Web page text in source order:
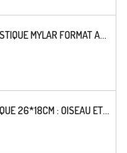
POCHOIR EN PLASTIQUE MYLAR FORMAT A4 (21*29.7CM) ALPHABET GERMANICA LETTRES MINUSCULES
POCHOIR PLASTIQUE 26*18CM : OISEAU ET FLEUR